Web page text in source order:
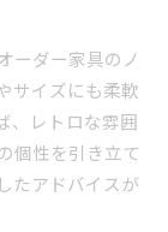
ーダー家具のノ
サイズにも柔軟
、レトロな雰囲
個性を引き立て
たアドバイスが